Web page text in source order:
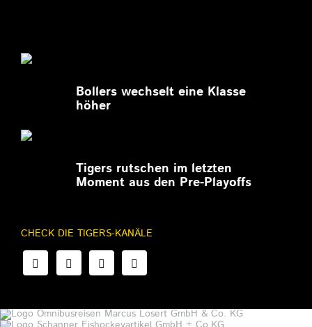
Bollers wechselt eine Klasse
höher
Tigers rutschen im letzten
Moment aus den Pre-Playoffs
CHECK DIE TIGERS-KANÄLE